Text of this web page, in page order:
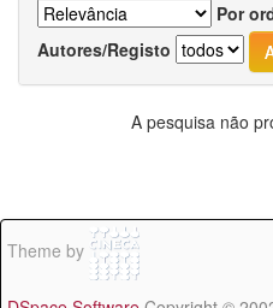
Por
Autores/Registo
A pesquisa não
Theme by